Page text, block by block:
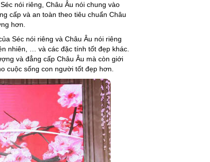
nói riêng, Châu Âu nói chung vào
cấp và an toàn theo tiêu chuẩn Châu
hơn.
Séc nói riêng và Châu Âu nói riêng
nhiên, … và các đặc tính tốt đẹp khác.
và đẳng cấp Châu Âu mà còn giới
cuộc sống con người tốt đẹp hơn.